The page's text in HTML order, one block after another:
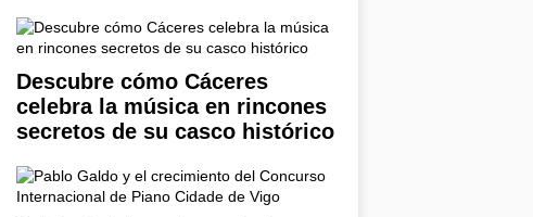
Descubre cómo Cáceres
celebra la música en rincones
secretos de su casco histórico